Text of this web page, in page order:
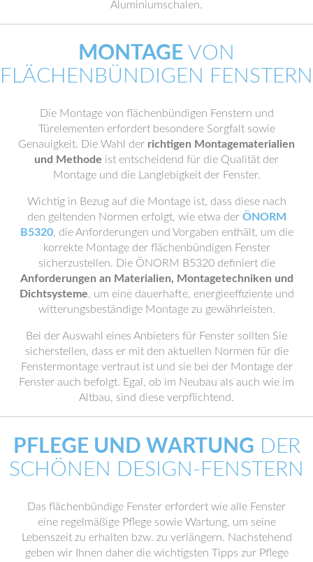
Aluminiumschalen.
MONTAGE VON
FLÄCHENBÜNDIGEN FENSTERN
Die Montage von flächenbündigen Fenstern und
Türelementen erfordert besondere Sorgfalt sowie
Genauigkeit. Die Wahl der richtigen Montagematerialien
und Methode ist entscheidend für die Qualität der
Montage und die Langlebigkeit der Fenster.
Wichtig in Bezug auf die Montage ist, dass diese nach
den geltenden Normen erfolgt, wie etwa der ÖNORM
B5320, die Anforderungen und Vorgaben enthält, um die
korrekte Montage der flächenbündigen Fenster
sicherzustellen. Die ÖNORM B5320 definiert die
Anforderungen an Materialien, Montagetechniken und
Dichtsysteme, um eine dauerhafte, energieeffiziente und
witterungsbeständige Montage zu gewährleisten.
Bei der Auswahl eines Anbieters für Fenster sollten Sie
sicherstellen, dass er mit den aktuellen Normen für die
Fenstermontage vertraut ist und sie bei der Montage der
Fenster auch befolgt. Egal, ob im Neubau als auch wie im
Altbau, sind diese verpflichtend.
PFLEGE UND WARTUNG DER
SCHÖNEN DESIGN-FENSTERN
Das flächenbündige Fenster erfordert wie alle Fenster
eine regelmäßige Pflege sowie Wartung, um seine
Lebenszeit zu erhalten bzw. zu verlängern. Nachstehend
geben wir Ihnen daher die wichtigsten Tipps zur Pflege